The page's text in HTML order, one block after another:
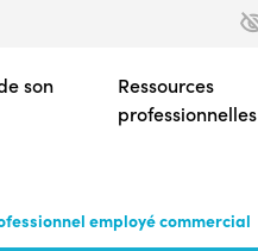
son
Ressources
professionnelles
employé commercial